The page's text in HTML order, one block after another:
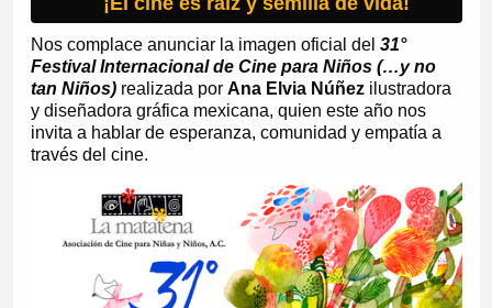
Nos complace anunciar la imagen oficial del 31°
Festival Internacional de Cine para Niños (…y no
tan Niños)realizada por Ana Elvia Núñezilustradora
y diseñadora gráfica mexicana, quien este año nos
invita a hablar de esperanza, comunidad y empatía a
través del cine.